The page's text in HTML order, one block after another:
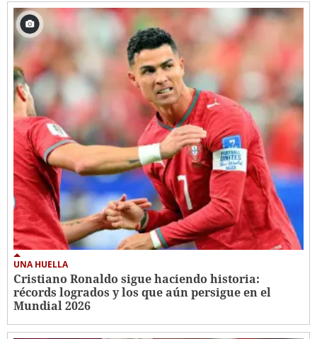
UNA HUELLA
Cristiano Ronaldo sigue haciendo historia:
récords logrados y los que aún persigue en el
Mundial 2026